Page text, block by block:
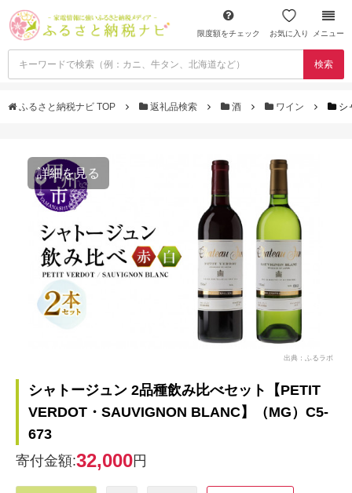
限度額をチェック お気に入り メニュー
検索
ふるさと納税ナビ TOP 返礼品検索 酒 ワイン シ
詳細を見る
出典：ふるラボ
シャトージュン 2品種飲み比べセット【PETIT
VERDOT・SAUVIGNON BLANC】（MG）C5-
673
寄付金額:32,000円